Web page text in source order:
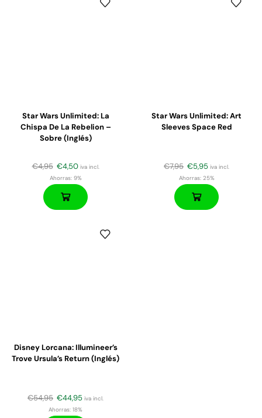
Star Wars Unlimited: La
Chispa De La Rebelion –
Sobre (inglés)
€4,95 €4,50 iva incl.
Ahorras:9%
Star Wars Unlimited: Art
Sleeves Space Red
€7,95 €5,95 iva incl.
Ahorras:25%
Disney Lorcana: Illumineer’s
Trove Ursula’s Return (Inglés)
€54,95 €44,95 iva incl.
Ahorras: 18%